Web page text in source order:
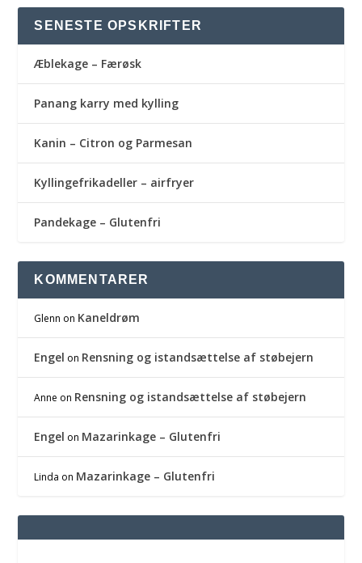
SENESTE OPSKRIFTER
Æblekage – Færøsk
Panang karry med kylling
Kanin – Citron og Parmesan
Kyllingefrikadeller – airfryer
Pandekage – Glutenfri
KOMMENTARER
Glenn on Kaneldrøm
Engel on Rensning og istandsættelse af støbejern
Anne on Rensning og istandsættelse af støbejern
Engel on Mazarinkage – Glutenfri
Linda on Mazarinkage – Glutenfri